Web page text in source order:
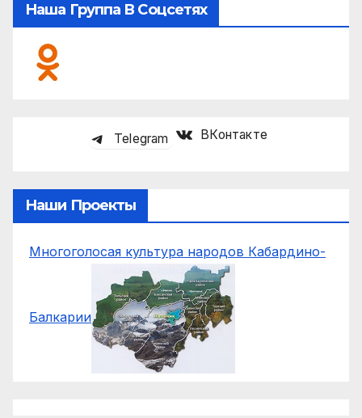
Наша Группа В Соцсетях
Telegram ВКонтакте
Наши Проекты
Многоголосая культура народов Кабардино-
Балкарии